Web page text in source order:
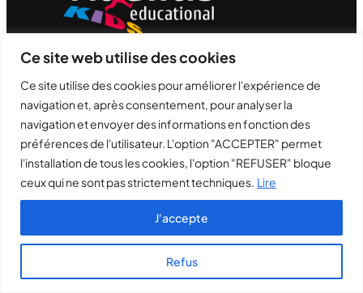
Ce site web utilise des cookies
Ce site utilise des cookies pour améliorer l'expérience de
navigation et, après consentement, pour analyser la
navigation et envoyer des informations en fonction des
préférences de l'utilisateur. L'option "ACCEPTER" permet
l'installation de tous les cookies, l'option "REFUSER" bloque
ceux qui ne sont pas strictement techniques. Lire
Refus
J'accepte
Copyright © 2026
100.000
Politique en matière de confidentialité et de
cookies
+39 02-86897001